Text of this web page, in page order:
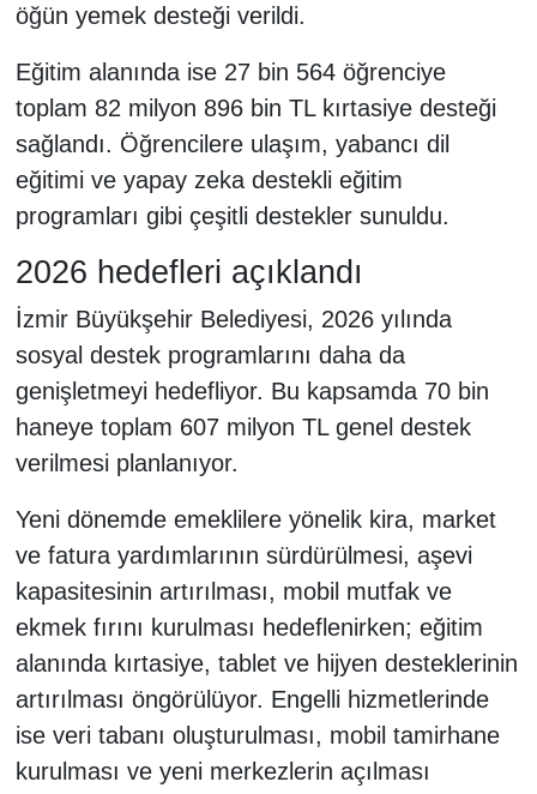
öğün yemek desteği verildi.
Eğitim alanında ise 27 bin 564 öğrenciye
toplam 82 milyon 896 bin TL kırtasiye desteği
sağlandı. Öğrencilere ulaşım, yabancı dil
eğitimi ve yapay zeka destekli eğitim
programları gibi çeşitli destekler sunuldu.
2026 hedefleri açıklandı
İzmir Büyükşehir Belediyesi, 2026 yılında
sosyal destek programlarını daha da
genişletmeyi hedefliyor. Bu kapsamda 70 bin
haneye toplam 607 milyon TL genel destek
verilmesi planlanıyor.
Yeni dönemde emeklilere yönelik kira, market
ve fatura yardımlarının sürdürülmesi, aşevi
kapasitesinin artırılması, mobil mutfak ve
ekmek fırını kurulması hedeflenirken; eğitim
alanında kırtasiye, tablet ve hijyen desteklerinin
artırılması öngörülüyor. Engelli hizmetlerinde
ise veri tabanı oluşturulması, mobil tamirhane
kurulması ve yeni merkezlerin açılması